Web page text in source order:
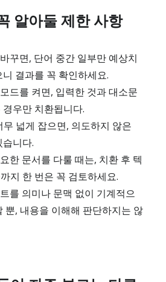
알아둘 제한 사항
꾸면, 단어 중간 일부만 예상치
결과를 꼭 확인하세요.
드를 켜면, 입력한 것과 대소문
우만 치환됩니다.
무 넓게 잡으면, 의도하지 않은
니다.
한 문서를 다룰 때는, 치환 후 텍
지 한 번은 꼭 검토하세요.
를 의미나 문맥 없이 기계적으
뿐, 내용을 이해해 판단하지는 않